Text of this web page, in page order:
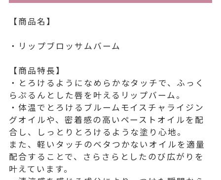
【商品名】
・リップブロッサムバーム
【商品特長】
・とろけるようになめらかなタッチで、ふっく
らぷるんとした唇を叶えるリップバーム。
・体温でとろけるブルームモイスチャライジン
グオイルや、密着感の高いペーストオイルを配
合し、しっとりとろけるような塗り心地。
また、軽いタッチのベタつかないオイルを適量
配合することで、さらさらとしたのび広がりを
叶えています。